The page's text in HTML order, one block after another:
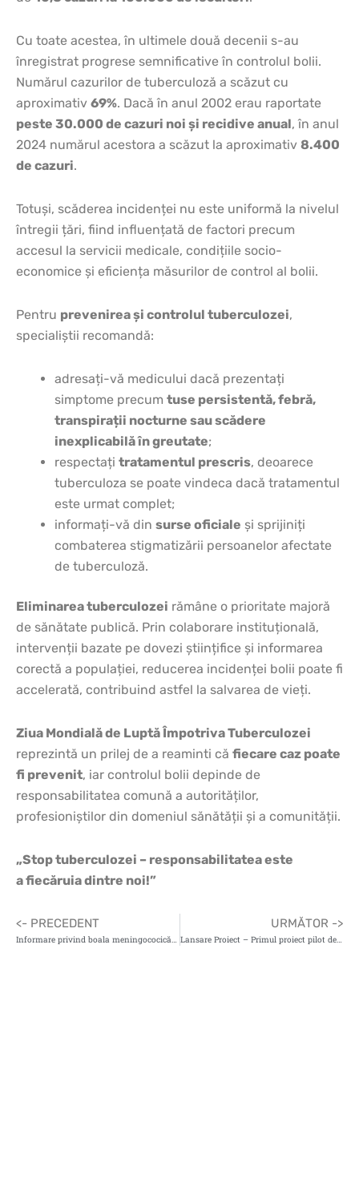
Cu toate acestea, în ultimele două decenii s-au
înregistrat progrese semnificative în controlul bolii.
Numărul cazurilor de tuberculoză a scăzut cu
aproximativ 69%. Dacă în anul 2002 erau raportate
peste 30.000 de cazuri noi și recidive anual, în anul
2024 numărul acestora a scăzut la aproximativ 8.400
de cazuri.
Totuși, scăderea incidenței nu este uniformă la nivelul
întregii țări, fiind influențată de factori precum
accesul la servicii medicale, condițiile socio-
economice și eficiența măsurilor de control al bolii.
Pentru prevenirea și controlul tuberculozei,
specialiștii recomandă:
adresați-vă medicului dacă prezentați
simptome precum tuse persistentă, febră,
transpirații nocturne sau scădere
inexplicabilă în greutate;
respectați tratamentul prescris, deoarece
tuberculoza se poate vindeca dacă tratamentul
este urmat complet;
informați-vă din surse oficiale și sprijiniți
combaterea stigmatizării persoanelor afectate
de tuberculoză.
Eliminarea tuberculozei rămâne o prioritate majoră
de sănătate publică. Prin colaborare instituțională,
intervenții bazate pe dovezi științifice și informarea
corectă a populației, reducerea incidenței bolii poate fi
accelerată, contribuind astfel la salvarea de vieți.
Ziua Mondială de Luptă Împotriva Tuberculozei
reprezintă un prilej de a reaminti că fiecare caz poate
fi prevenit, iar controlul bolii depinde de
responsabilitatea comună a autorităților,
profesioniștilor din domeniul sănătății și a comunității.
„Stop tuberculozei – responsabilitatea este
a fiecăruia dintre noi!”
<- PRECEDENT URMĂTOR ->
Lansare Proiect – Primul proiect pilot de screening pentru cancerul de prostată din România: Mobilizare pentru Acces la screening, evaluarea Riscului, Informare și Navigare – MARIN Cod SMIS 354182